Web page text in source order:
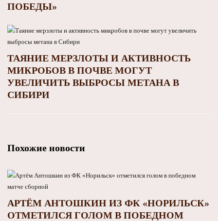
ПОБЕДЫ»
ТАЯНИЕ МЕРЗЛОТЫ И АКТИВНОСТЬ
МИКРОБОВ В ПОЧВЕ МОГУТ
УВЕЛИЧИТЬ ВЫБРОСЫ МЕТАНА В
СИБИРИ
Похожие новости
АРТЁМ АНТОШКИН ИЗ ФК «НОРИЛЬСК»
ОТМЕТИЛСЯ ГОЛОМ В ПОБЕДНОМ